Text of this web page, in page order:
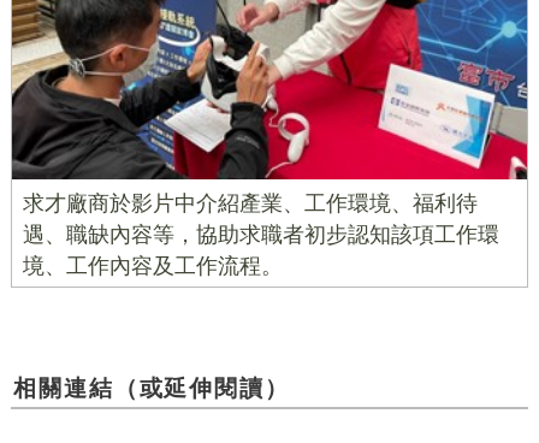
求才廠商於影片中介紹產業、工作環境、福利待
遇、職缺內容等，協助求職者初步認知該項工作環
境、工作內容及工作流程。
相關連結（或延伸閱讀）